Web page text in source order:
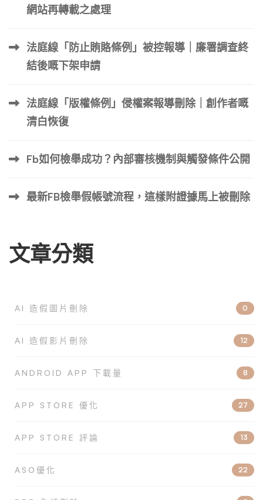
統的誹謗法原則。 本文解決了圍繞評論的更新穎的問題，
額外的評論。 從表面上看，沒有評論的一星評論只不過是
一種觀點陳述。與真實的事實陳述類似，意見幾乎總是受
到 第一修正案（言論自由）的充分保護。 需要明確的是，
誹謗性的，無論客戶對企業持有這樣的看法是多麼不公平。
但是，如果評論者從來不是客戶並且沒有合法依據提出意見
辦？如果一個真實的客戶假裝是多個客戶，所有客戶都對企
價當然也不例外。 下面，我們將更深入地探討 […] …
網站再轉載之處理
法庭線「防止賄賂條例」被控報導｜廉署調查終
結後嘅下架申請
法庭線「版權條例」侵權案報導刪除｜創作者嘅
清白恢復
Fb如何檢舉成功？內部審核機制與觸發條件公開
最新FB檢舉假帳號流程，這樣附證據馬上被刪除
文章分類
AI 造假圖片刪除 0
AI 造假影片刪除 12
ANDROID APP 下載量 8
APP STORE 優化 27
APP STORE 評論 13
ASO優化 22